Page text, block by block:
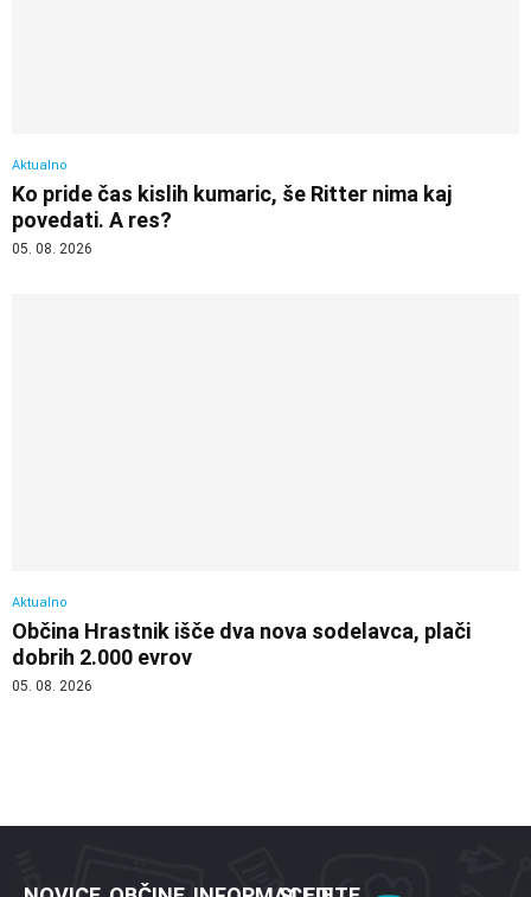
Aktualno
Ko pride čas kislih kumaric, še Ritter nima kaj
povedati. A res?
05. 08. 2026
Aktualno
Občina Hrastnik išče dva nova sodelavca, plači
dobrih 2.000 evrov
05. 08. 2026